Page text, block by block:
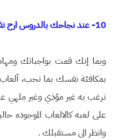
10- عند نجاحك بالدروس ارح نفسك وكافئها
وبما إنك قمت بواجباتك
بمكافئة نفسك بما تحب،
ترغب به غير مؤذي وغير
على لعبه كالالعاب الموجوده
وانظر الى مستقبلك .